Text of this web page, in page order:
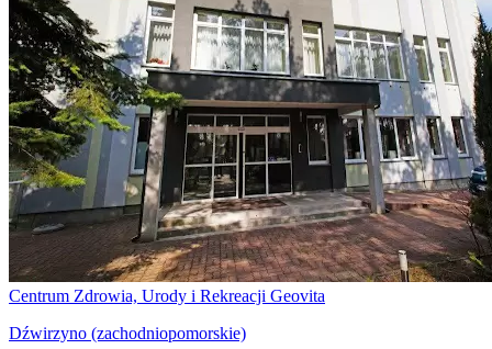
Centrum Zdrowia, Urody i Rekreacji Geovita
Dźwirzyno (zachodniopomorskie)